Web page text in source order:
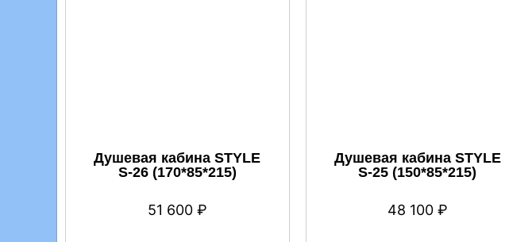
Душевая кабина STYLE
S-26 (170*85*215)
51 600 ₽
Душевая кабина STYLE
S-25 (150*85*215)
48 100 ₽